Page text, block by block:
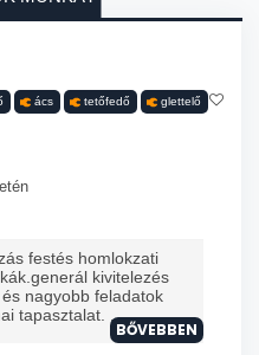
ács tetőfedő glettelő
festés homlokzati
kivitelezés
nagyobb feladatok
tapasztalat. ...
BŐVEBBEN